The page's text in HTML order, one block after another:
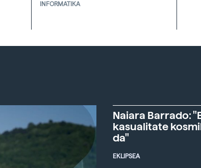
INFORMATIKA
Naiara Barrado:
kasualitate
da"
EKLIPSEA